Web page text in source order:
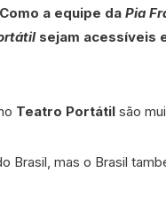
Como a equipe da Pia
sejam acessíveis
Teatro Portátil são
Brasil, mas o Brasil